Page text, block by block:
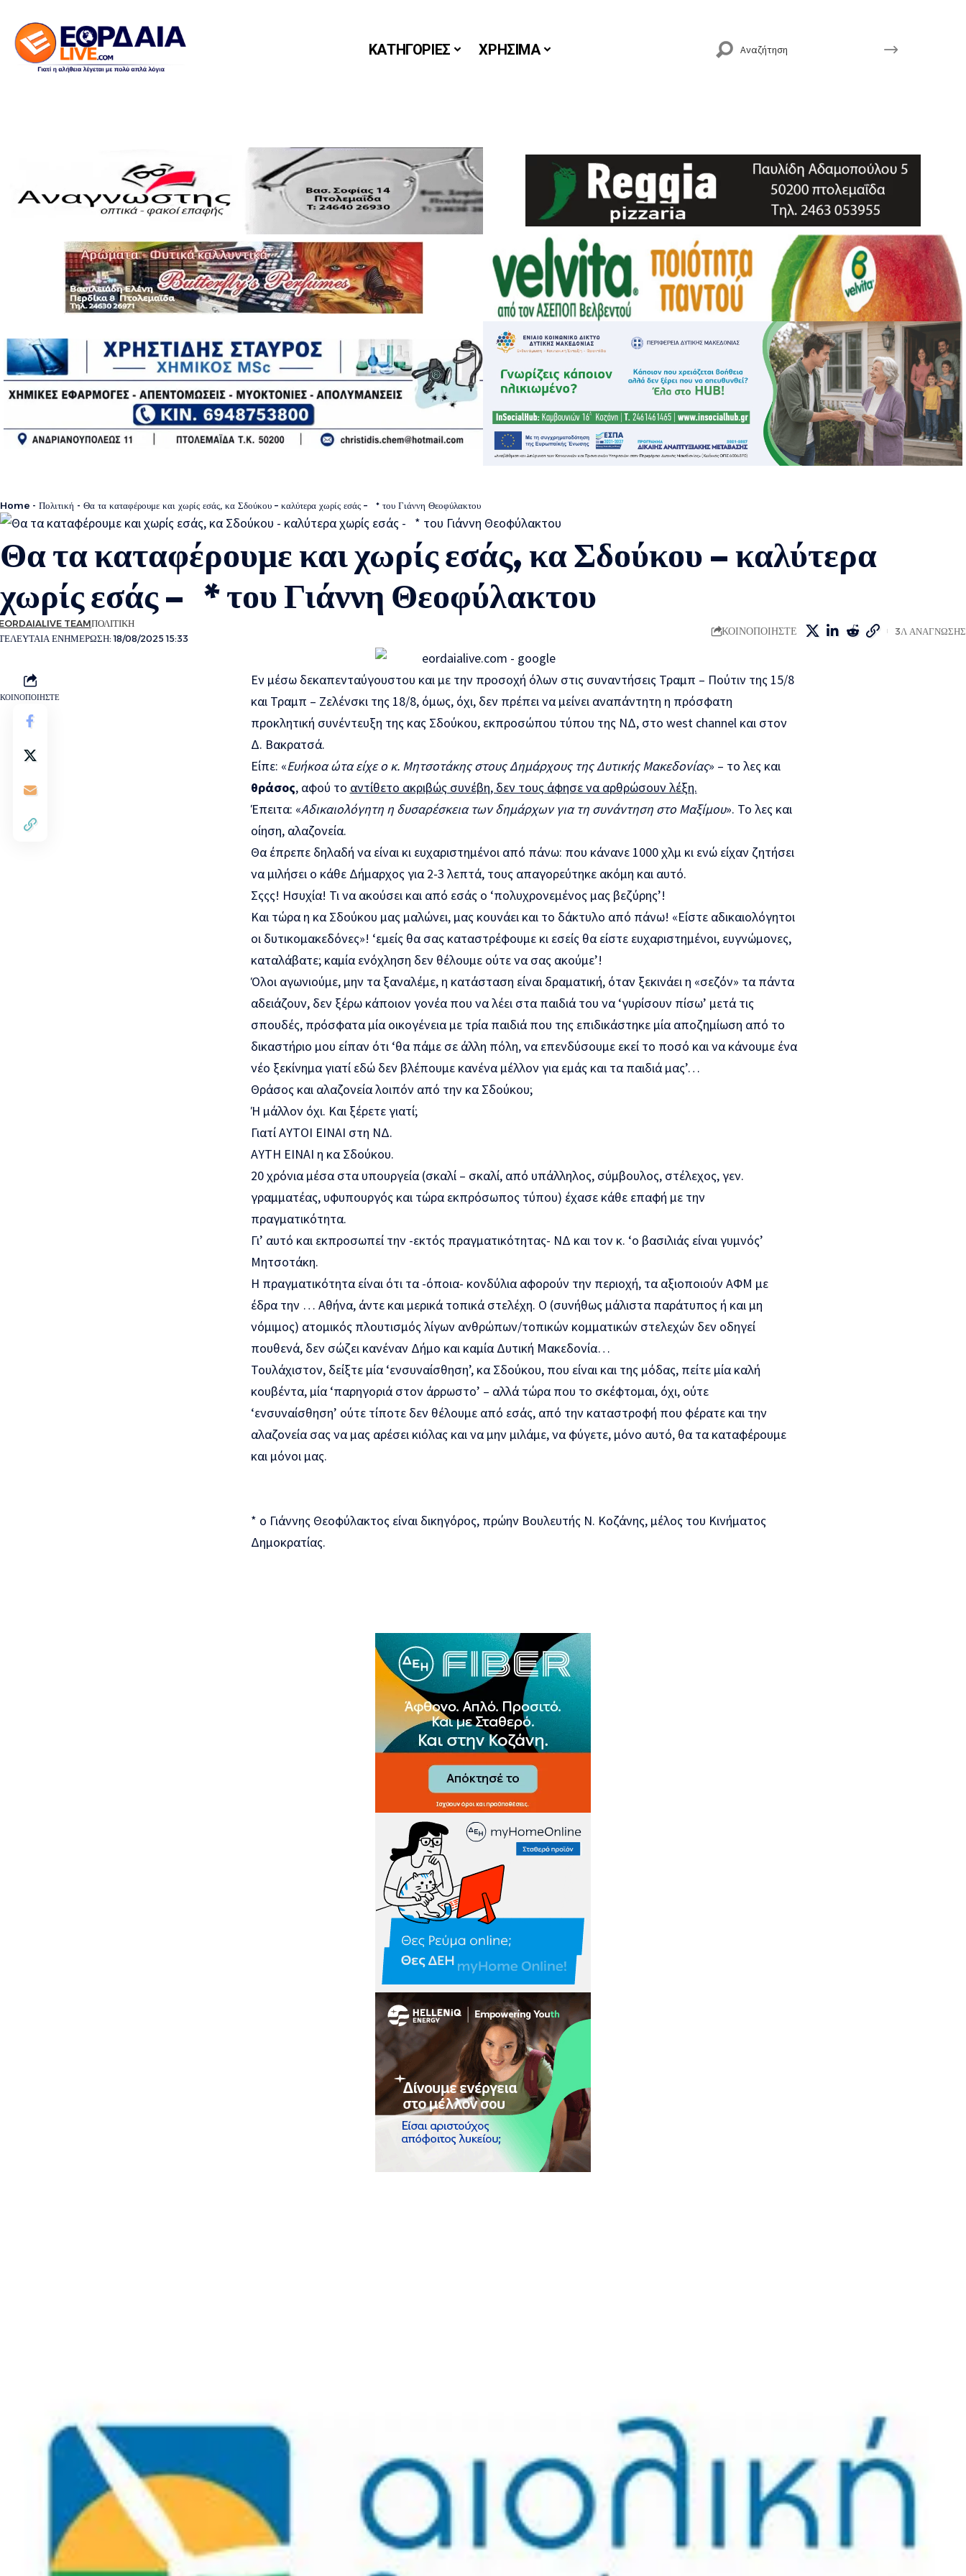
ΚΑΤΗΓΟΡΙΕΣ ΧΡΗΣΙΜΑ
Home - Πολιτική - Θα τα καταφέρουμε και χωρίς εσάς, κα Σδούκου – καλύτερα χωρίς εσάς – * του Γιάννη Θεοφύλακτου
Θα τα καταφέρουμε και χωρίς εσάς, κα Σδούκου – καλύτερα
χωρίς εσάς – * του Γιάννη Θεοφύλακτου
ΕΝΗΜΕΡΩΣΗ: 18/08/2025 15:33
TEAMΠΟΛΙΤΙΚΗ
ΚΟΙΝΟΠΟΙΗΣΤΕ 3Λ ΑΝΑΓΝΩΣΗΣ
ΚΟΙΝΟΠΟΙΗΣΤΕ
Εν μέσω δεκαπενταύγουστου και με την προσοχή όλων στις συναντήσεις Τραμπ – Πούτιν της 15/8
και Τραμπ – Ζελένσκι της 18/8, όμως, όχι, δεν πρέπει να μείνει αναπάντητη η πρόσφατη
προκλητική συνέντευξη της κας Σδούκου, εκπροσώπου τύπου της ΝΔ, στο west channel και στον
Δ. Βακρατσά.
Είπε: «Ευήκοα ώτα είχε ο κ. Μητσοτάκης στους Δημάρχους της Δυτικής Μακεδονίας» – το λες και
θράσος, αφού το αντίθετο ακριβώς συνέβη, δεν τους άφησε να αρθρώσουν λέξη.
Έπειτα: «Αδικαιολόγητη η δυσαρέσκεια των δημάρχων για τη συνάντηση στο Μαξίμου». Το λες και
οίηση, αλαζονεία.
Θα έπρεπε δηλαδή να είναι κι ευχαριστημένοι από πάνω: που κάνανε 1000 χλμ κι ενώ είχαν ζητήσει
να μιλήσει ο κάθε Δήμαρχος για 2-3 λεπτά, τους απαγορεύτηκε ακόμη και αυτό.
Σςςς! Ησυχία! Τι να ακούσει και από εσάς ο ‘πολυχρονεμένος μας βεζύρης’!
Και τώρα η κα Σδούκου μας μαλώνει, μας κουνάει και το δάκτυλο από πάνω! «Είστε αδικαιολόγητοι
οι δυτικομακεδόνες»! ‘εμείς θα σας καταστρέφουμε κι εσείς θα είστε ευχαριστημένοι, ευγνώμονες,
καταλάβατε; καμία ενόχληση δεν θέλουμε ούτε να σας ακούμε’!
Όλοι αγωνιούμε, μην τα ξαναλέμε, η κατάσταση είναι δραματική, όταν ξεκινάει η «σεζόν» τα πάντα
αδειάζουν, δεν ξέρω κάποιον γονέα που να λέει στα παιδιά του να ‘γυρίσουν πίσω’ μετά τις
σπουδές, πρόσφατα μία οικογένεια με τρία παιδιά που της επιδικάστηκε μία αποζημίωση από το
δικαστήριο μου είπαν ότι ‘θα πάμε σε άλλη πόλη, να επενδύσουμε εκεί το ποσό και να κάνουμε ένα
νέο ξεκίνημα γιατί εδώ δεν βλέπουμε κανένα μέλλον για εμάς και τα παιδιά μας’…
Θράσος και αλαζονεία λοιπόν από την κα Σδούκου;
Ή μάλλον όχι. Και ξέρετε γιατί;
Γιατί ΑΥΤΟΙ ΕΙΝΑΙ στη ΝΔ.
ΑΥΤΗ ΕΙΝΑΙ η κα Σδούκου.
20 χρόνια μέσα στα υπουργεία (σκαλί – σκαλί, από υπάλληλος, σύμβουλος, στέλεχος, γεν.
γραμματέας, υφυπουργός και τώρα εκπρόσωπος τύπου) έχασε κάθε επαφή με την
πραγματικότητα.
Γι’ αυτό και εκπροσωπεί την -εκτός πραγματικότητας- ΝΔ και τον κ. ‘ο βασιλιάς είναι γυμνός’
Μητσοτάκη.
Η πραγματικότητα είναι ότι τα -όποια- κονδύλια αφορούν την περιοχή, τα αξιοποιούν ΑΦΜ με
έδρα την … Αθήνα, άντε και μερικά τοπικά στελέχη. Ο (συνήθως μάλιστα παράτυπος ή και μη
νόμιμος) ατομικός πλουτισμός λίγων ανθρώπων/τοπικών κομματικών στελεχών δεν οδηγεί
πουθενά, δεν σώζει κανέναν Δήμο και καμία Δυτική Μακεδονία…
Τουλάχιστον, δείξτε μία ‘ενσυναίσθηση’, κα Σδούκου, που είναι και της μόδας, πείτε μία καλή
κουβέντα, μία ‘παρηγοριά στον άρρωστο’ – αλλά τώρα που το σκέφτομαι, όχι, ούτε
‘ενσυναίσθηση’ ούτε τίποτε δεν θέλουμε από εσάς, από την καταστροφή που φέρατε και την
αλαζονεία σας να μας αρέσει κιόλας και να μην μιλάμε, να φύγετε, μόνο αυτό, θα τα καταφέρουμε
και μόνοι μας.
* ο Γιάννης Θεοφύλακτος είναι δικηγόρος, πρώην Βουλευτής Ν. Κοζάνης, μέλος του Κινήματος
Δημοκρατίας.